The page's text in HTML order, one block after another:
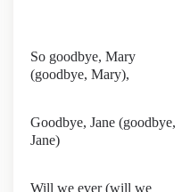
So goodbye, Mary
(goodbye, Mary),
Goodbye, Jane (goodbye,
Jane)
Will we ever (will we